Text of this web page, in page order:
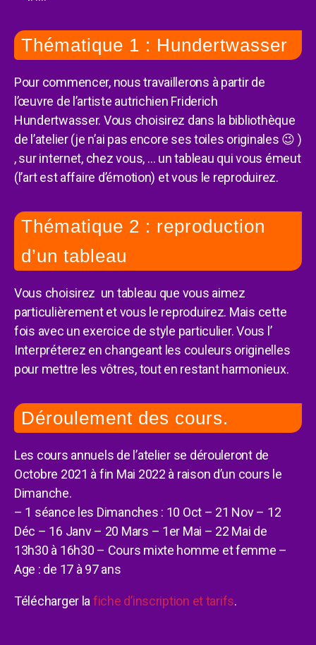
Thématique 1 : Hundertwasser
Pour commencer, nous travaillerons à partir de
l’œuvre de l’artiste autrichien Friderich
Hundertwasser. Vous choisirez dans la bibliothèque
de l’atelier (je n’ai pas encore ses toiles originales 😉 )
, sur internet, chez vous, … un tableau qui vous émeut
(l’art est affaire d’émotion) et vous le reproduirez.
Thématique 2 : reproduction
d’un tableau
Vous choisirez un tableau que vous aimez
particulièrement et vous le reproduirez. Mais cette
fois avec un exercice de style particulier. Vous l’
Interpréterez en changeant les couleurs originelles
pour mettre les vôtres, tout en restant harmonieux.
Déroulement des cours.
Les cours annuels de l’atelier se dérouleront de
Octobre 2021 à fin Mai 2022 à raison d’un cours le
Dimanche.
– 1 séance les Dimanches : 10 Oct – 21 Nov – 12
Déc – 16 Janv – 20 Mars – 1er Mai – 22 Mai de
13h30 à 16h30 – Cours mixte homme et femme –
Age : de 17 à 97 ans
Télécharger la fiche d’inscription et tarifs.